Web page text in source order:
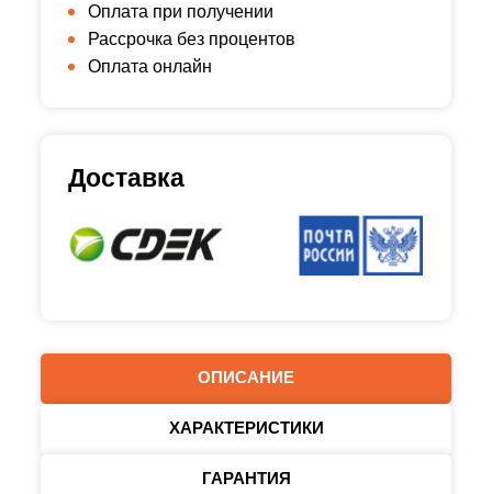
ОПИСАНИЕ
ХАРАКТЕРИСТИКИ
ГАРАНТИЯ
Оплата при получении
Рассрочка без процентов
Оплата онлайн
Доставка